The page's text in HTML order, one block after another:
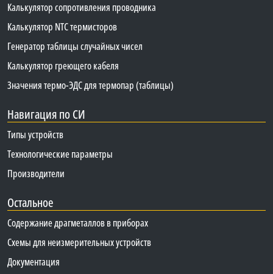
Калькулятор сопротивления проводника
Калькулятор NTC термисторов
Генератор таблицы случайных чисел
Калькулятор греющего кабеля
Значения термо-ЭДС для термопар (таблицы)
Навигация по СИ
Типы устройств
Технологические параметры
Производители
Остальное
Содержание драгметаллов в приборах
Схемы для неизмерительных устройств
Документация